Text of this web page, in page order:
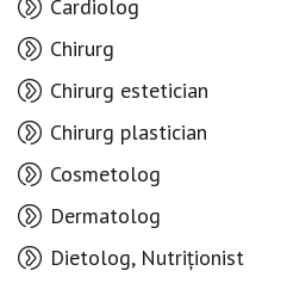
Cardiolog
Chirurg
Chirurg estetician
Chirurg plastician
Cosmetolog
Dermatolog
Dietolog, Nutriționist